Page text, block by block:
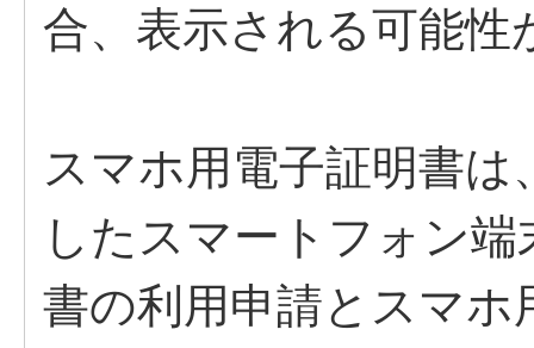
合、表示される可能性
スマホ用電子証明書
したスマートフォン
書の利用申請とスマホ